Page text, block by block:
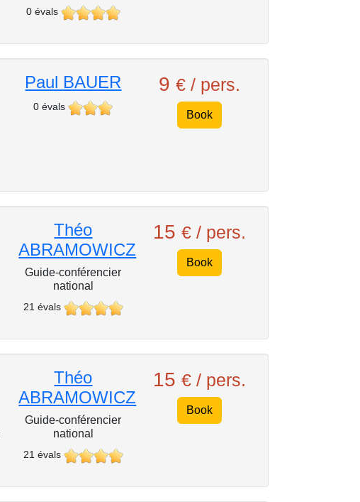
0 évals
Paul BAUER
0 évals
9€ / pers.
Book
Théo
ABRAMOWICZ
Guide-conférencier
national
21 évals
15€ / pers.
Book
Théo
ABRAMOWICZ
Guide-conférencier
national
21 évals
15€ / pers.
Book